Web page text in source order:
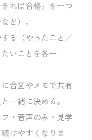
れば合格」を一つ
ど）。
る（やったこと／
いことを各一
合図やメモで共有
一緒に決める。
・音声のみ・見学
けやすくなりま